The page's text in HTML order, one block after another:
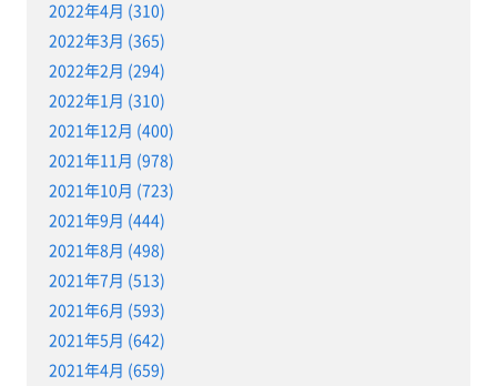
2022年4月 (310)
2022年3月 (365)
2022年2月 (294)
2022年1月 (310)
2021年12月 (400)
2021年11月 (978)
2021年10月 (723)
2021年9月 (444)
2021年8月 (498)
2021年7月 (513)
2021年6月 (593)
2021年5月 (642)
2021年4月 (659)